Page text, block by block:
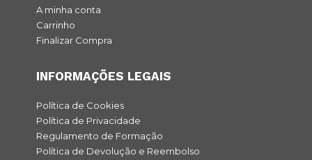
A minha conta
Carrinho
Finalizar Compra
INFORMAÇÕES LEGAIS
Política de Cookies
Política de Privacidade
Regulamento de Formação
Política de Devolução e Reembolso